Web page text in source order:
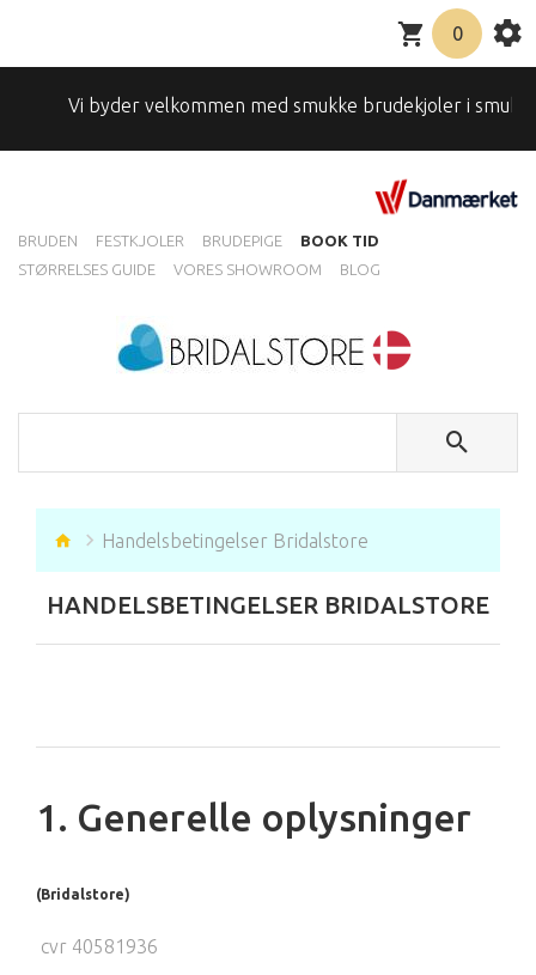
Vi byder velkommen med smukke brudekjoler i smukke
BRUDEN FESTKJOLER BRUDEPIGE
BOOK TID
STØRRELSES GUIDE
VORES SHOWROOM BLOG
0
Handelsbetingelser Bridalstore
HANDELSBETINGELSER BRIDALSTORE
1. Generelle oplysninger
(Bridalstore)
cvr 40581936